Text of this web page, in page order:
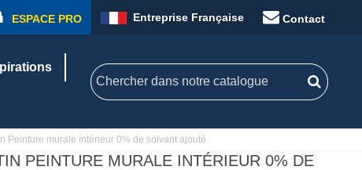
ESPACE PRO Entreprise Française Contact
Peinture murale intérieur 0% de solvant ajouté
PEINTURE MURALE INTÉRIEUR 0% DE